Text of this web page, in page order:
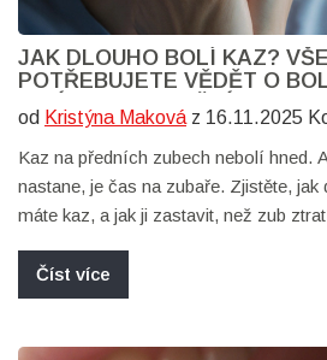
JAK DLOUHO BOLÍ KAZ?
POTŘEBUJETE VĚDĚT O
JEJÍM ODSTRANĚNÍ
od Kristýna Maková z 16.11.2025
Kaz na předních zubech nebolí hned.
nastane, je čas na zubaře. Zjistěte,
máte kaz, a jak ji zastavit, než zub
Číst více